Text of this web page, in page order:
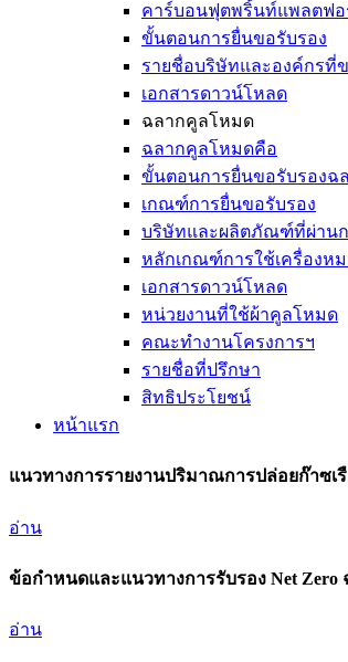
คาร์บอนฟุตพริ้นท์แพลตฟอ
ขั้นตอนการยื่นขอรับรอง
รายชื่อบริษัทและองค์กรที่
เอกสารดาวน์โหลด
ฉลากคูลโหมด
ฉลากคูลโหมดคือ
ขั้นตอนการยื่นขอรับรองฉ
เกณฑ์การยื่นขอรับรอง
บริษัทและผลิตภัณฑ์ที่ผ่านก
หลักเกณฑ์การใช้เครื่องหม
เอกสารดาวน์โหลด
หน่วยงานที่ใช้ผ้าคูลโหมด
คณะทำงานโครงการฯ
รายชื่อที่ปรึกษา
สิทธิประโยชน์
หน้าแรก
แนวทางการรายงานปริมาณการปล่อยก๊าซเ
อ่าน
ข้อกำหนดและแนวทางการรับรอง Net Zero
อ่าน